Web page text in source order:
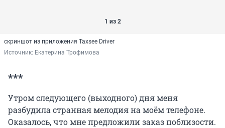
1 из 2
скриншот из приложения Taxsee Driver
Источник: Екатерина Трофимова
***
Утром следующего (выходного) дня меня
разбудила странная мелодия на моём телефоне.
Оказалось, что мне предложили заказ поблизости.